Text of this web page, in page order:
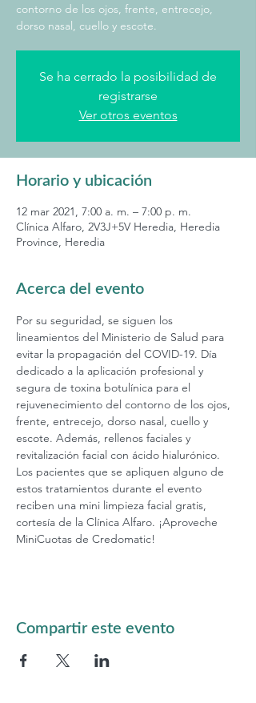
contorno de los ojos, frente, entrecejo,
dorso nasal, cuello y escote.
Se ha cerrado la posibilidad de
registrarse
Ver otros eventos
Horario y ubicación
12 mar 2021, 7:00 a. m. – 7:00 p. m.
Clínica Alfaro, 2V3J+5V Heredia, Heredia
Province, Heredia
Acerca del evento
Por su seguridad, se siguen los
lineamientos del Ministerio de Salud para
evitar la propagación del COVID-19. Día
dedicado a la aplicación profesional y
segura de toxina botulínica para el
rejuvenecimiento del contorno de los ojos,
frente, entrecejo, dorso nasal, cuello y
escote. Además, rellenos faciales y
revitalización facial con ácido hialurónico.
Los pacientes que se apliquen alguno de
estos tratamientos durante el evento
reciben una mini limpieza facial gratis,
cortesía de la Clínica Alfaro. ¡Aproveche
MiniCuotas de Credomatic!
Compartir este evento